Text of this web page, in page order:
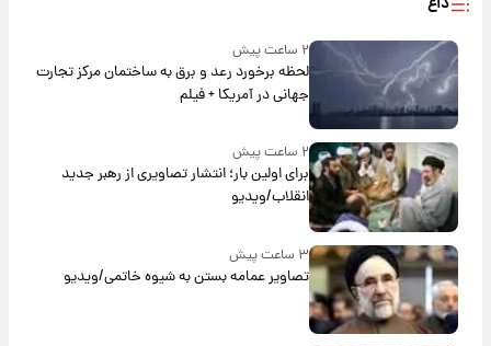
۲ ساعت پیش
لحظه برخورد رعد و برق به ساختمان مرکز تجارت
جهانی در آمریکا + فیلم
۲ ساعت پیش
برای اولین بار؛ انتشار تصاویری از رهبر جدید
انقلاب/ویدیو
۳ ساعت پیش
تصاویر عمامه بستن به شیوه خاتمی/ویدیو